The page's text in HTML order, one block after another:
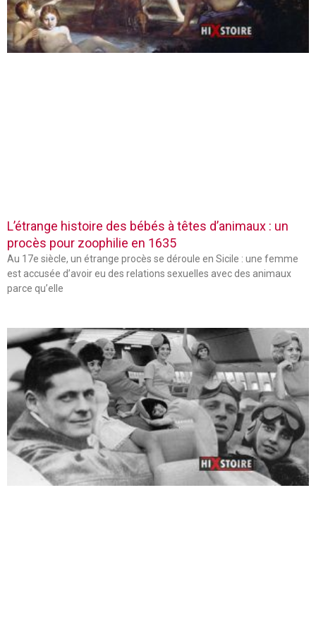
L’étrange histoire des bébés à têtes d’animaux : un
procès pour zoophilie en 1635
Au 17e siècle, un étrange procès se déroule en Sicile : une femme
est accusée d’avoir eu des relations sexuelles avec des animaux
parce qu’elle